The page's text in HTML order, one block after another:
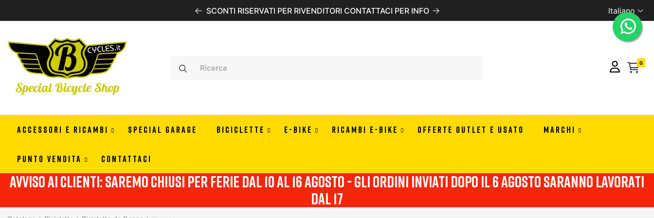
SCONTI RISERVATI PER RIVENDITORI CONTATTACI PER INFO SPEDIZIONE GRATUITA CON 99 EURO DI ORDINE IN
Italiano
0
ACCESSORI E RICAMBI SPECIAL GARAGE BICICLETTE E-BIKE RICAMBI E-BIKE OFFERTE OUTLET E USATO MARCHI
PUNTO VENDITA CONTATTACI
Avviso ai clienti: Saremo chiusi per ferie dal 10 al 16 agosto - Gli ordini inviati dopo il 6 agosto saranno lavorati
dal 17